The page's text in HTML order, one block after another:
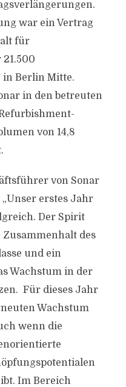
war ein Vertrag
für
in Berlin Mitte.
in den betreuten
von 14,8
von Sonar
erstes Jahr
Der Spirit
des
und ein
Wachstum in der
Für dieses Jahr
Wachstum
wenn die
Im Bereich